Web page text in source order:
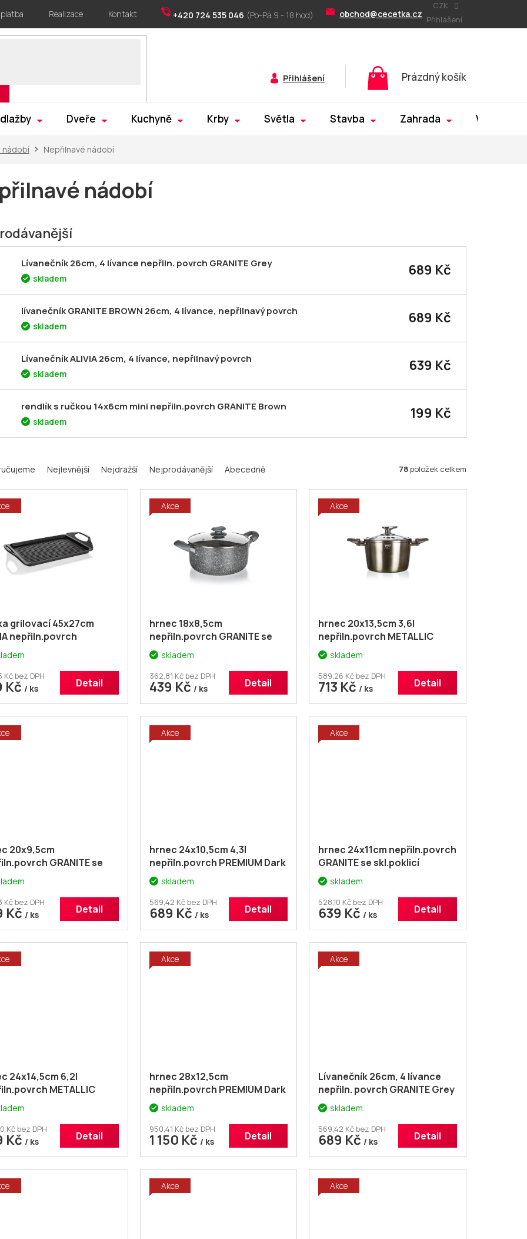
+420 724 535 046 obchod@cecetka.cz
Realizace Kontakt
CZK
Přihlášení
Přihlášení
Nákupní
košík
Prázdný košík
Dveře Kuchyně Krby Světla Stavba Zahrada Výprodej
nádobí Nepřilnavé nádobí
nádobí
Lívanečník 26cm, 4 lívance nepřiln. povrch GRANITE Grey
skladem 689 Kč
lívanečník GRANITE BROWN 26cm, 4 lívance, nepřilnavý povrch
skladem 689 Kč
Lívanečník ALIVIA 26cm, 4 lívance, nepřilnavý povrch
skladem 639 Kč
rendlík s ručkou 14x6cm mini nepřiln.povrch GRANITE Brown
skladem 199 Kč
Nejlevnější Nejdražší Nejprodávanější Abecedně 78položek celkem
grilovací 45x27cm
nepřiln.povrch
Kč bez DPH
Kč / ks Detail
Akce
hrnec 18x8,5cm
nepřiln.povrch GRANITE se
skl.poklicí
skladem
362,81 Kč bez DPH
439 Kč / ks Detail
Akce
hrnec 20x13,5cm 3,6l
nepřiln.povrch METALLIC
PLATINUM se skl.poklicí
skladem
589,26 Kč bez DPH
713 Kč / ks Detail
20x9,5cm
GRANITE se
Kč bez DPH
Kč / ks Detail
Akce
hrnec 24x10,5cm 4,3l
nepřiln.povrch PREMIUM Dark
Brownskladem
569,42 Kč bez DPH
689 Kč / ks Detail
Akce
hrnec 24x11cm nepřiln.povrch
GRANITE se skl.poklicí
skladem
528,10 Kč bez DPH
639 Kč / ks Detail
24x14,5cm 6,2l
METALLIC
Kč bez DPH
Kč / ks Detail
Akce
hrnec 28x12,5cm
nepřiln.povrch PREMIUM Dark
Brown se skl.poklicí,aroma
knob
skladem
950,41 Kč bez DPH
1 150 Kč / ks Detail
Akce
Lívanečník 26cm, 4 lívance
nepřiln. povrch GRANITE Grey
skladem
569,42 Kč bez DPH
689 Kč / ks Detail
Akce Akce